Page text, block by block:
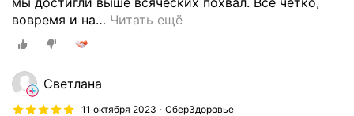
вовремя и на… Читать ещё
Светлана
11 октября 2023 СберЗдоровье